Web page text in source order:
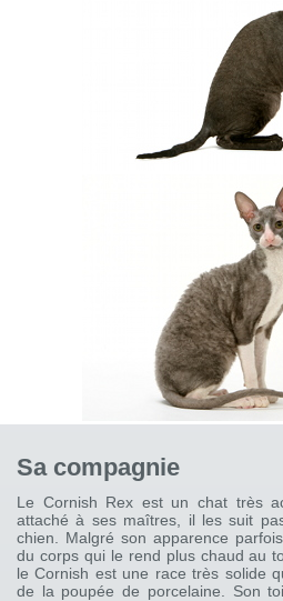
Sa compagnie
Le Cornish Rex est un chat très
attaché à ses maîtres, il les suit
chien. Malgré son apparence
du corps qui le rend plus chaud au
le Cornish est une race très solide
de la poupée de porcelaine. Son